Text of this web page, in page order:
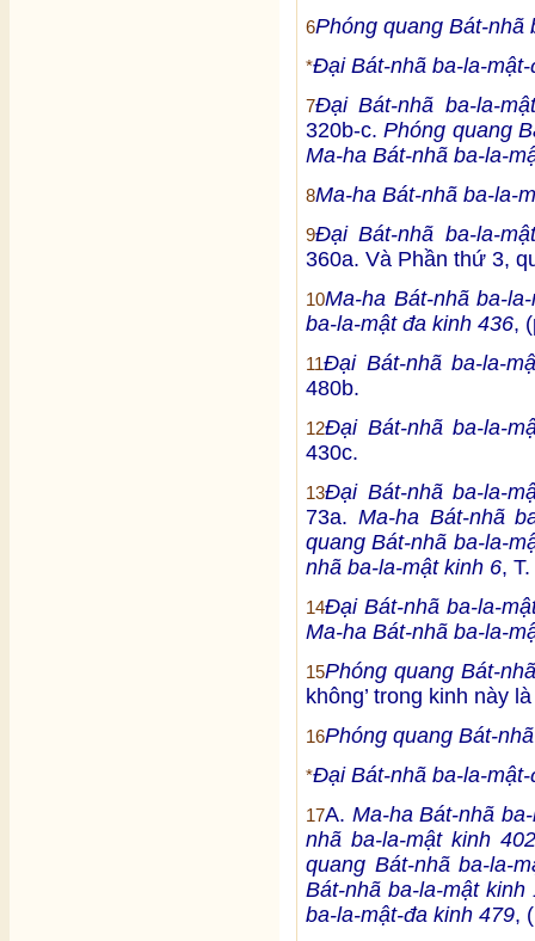
6Phóng quang Bát-nhã
*Đại Bát-nhã ba-la-
7Đại Bát-nhã ba-la-
320b-c.Phóng quang
Ma-ha Bát-nhã ba-la-
8Ma-ha Bát-nhã ba-la-
9Đại Bát-nhã ba-la-
360a. Và Phần thứ 3,
10Ma-ha Bát-nhã ba-
ba-la-mật đa kinh 436,
11Đại Bát-nhã ba-la-
480b.
12Đại Bát-nhã ba-la-
430c.
13Đại Bát-nhã ba-la-
73a. Ma-ha Bát-nhã
quang Bát-nhã ba-la-
nhã ba-la-mật kinh 6,
14Đại Bát-nhã ba-la-
Ma-ha Bát-nhã ba-la-
15Phóng quang Bát-
không’ trong kinh này
16Phóng quang Bát-
*Đại Bát-nhã ba-la-
17A. Ma-ha Bát-nhã
nhã ba-la-mật kinh 402
quang Bát-nhã ba-la-
Bát-nhã ba-la-mật kinh
ba-la-mật-đa kinh 479,